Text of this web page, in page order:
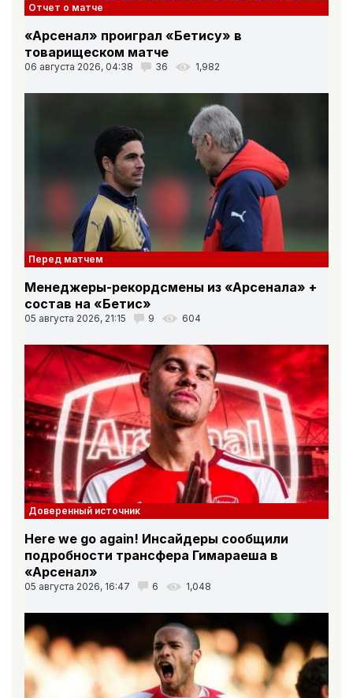
Отчет о матче
«Арсенал» проиграл «Бетису» в
товарищеском матче
06 августа 2026, 04:38 36 1,982
Перед матчем
Менеджеры-рекордсмены из «Арсенала» +
состав на «Бетис»
05 августа 2026, 21:15 9 604
Доверенный источник
Here we go again! Инсайдеры сообщили
подробности трансфера Гимараеша в
«Арсенал»
05 августа 2026, 16:47 6 1,048